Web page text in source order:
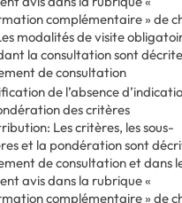
complémentaire » de
modalités de visite
la consultation sont
de consultation
de l’absence
des critères
: Les critères, les sous-
et la pondération sont
de consultation et dans
avis dans la rubrique «
complémentaire » de